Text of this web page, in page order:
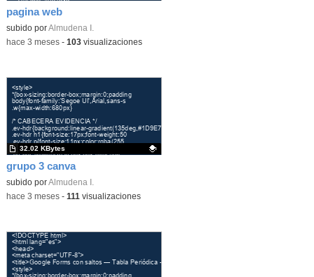
pagina web
Contenido educativo.
subido porAlmudena I.
-hace 3 meses- 103visualizaciones
grupo 3 canva
Contenido educativo.
subido porAlmudena I.
32.02 KBytes
-hace 3 meses- 111 visualizaciones